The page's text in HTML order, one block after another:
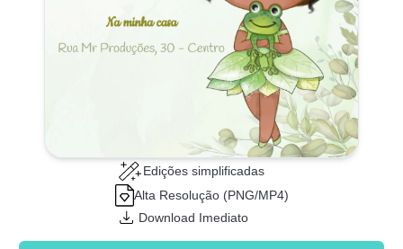
Edições simplificadas
Alta Resolução (PNG/MP4)
Download Imediato